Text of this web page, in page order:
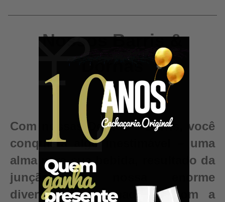
Nossos Barris &
Dornas
Com nossas Dornas e Barris, você
conquista algo inestimável – uma
alma para sua bebida, resultado da
junção da nossa enorme
diversidade de madeiras com a